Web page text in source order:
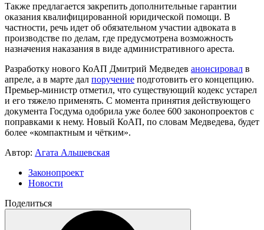
Также предлагается закрепить дополнительные гарантии
оказания квалифицированной юридической помощи. В
частности, речь идет об обязательном участии адвоката в
производстве по делам, где предусмотрена возможность
назначения наказания в виде административного ареста.
Разработку нового КоАП Дмитрий Медведев анонсировал в
апреле, а в марте дал поручение подготовить его концепцию.
Премьер-министр отметил, что существующий кодекс устарел
и его тяжело применять. С момента принятия действующего
документа Госдума одобрила уже более 600 законопроектов с
поправками к нему. Новый КоАП, по словам Медведева, будет
более «компактным и чётким».
Автор: Агата Альшевская
Законопроект
Новости
Поделиться